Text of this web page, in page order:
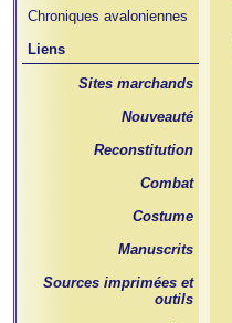
Chroniques avaloniennes
Liens
Sites marchands
Nouveauté
Reconstitution
Combat
Costume
Manuscrits
Sources imprimées et
outils